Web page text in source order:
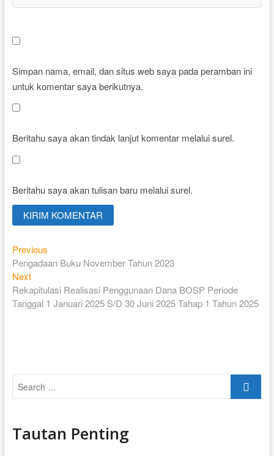
Simpan nama, email, dan situs web saya pada peramban ini
untuk komentar saya berikutnya.
Beritahu saya akan tindak lanjut komentar melalui surel.
Beritahu saya akan tulisan baru melalui surel.
Navigasi
pos
PreviousPrevious
post:
Pengadaan Buku November Tahun 2023
NextNext
post:
Rekapitulasi Realisasi Penggunaan Dana BOSP Periode
Tanggal 1 Januari 2025 S/D 30 Juni 2025 Tahap 1 Tahun 2025
Search
Tautan Penting